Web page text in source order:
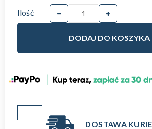
Ilość
DODAJ DO KOSZYKA
DOSTAWA